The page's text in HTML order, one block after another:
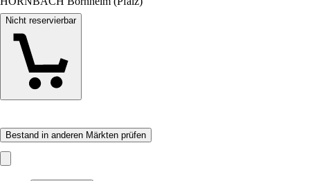
Nicht reservierbar
Bestand in anderen Märkten prüfen